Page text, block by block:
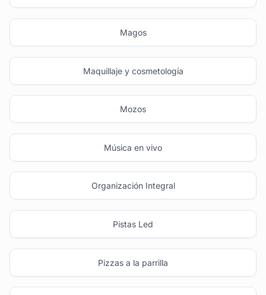
Magos
Maquillaje y cosmetología
Mozos
Música en vivo
Organización Integral
Pistas Led
Pizzas a la parrilla